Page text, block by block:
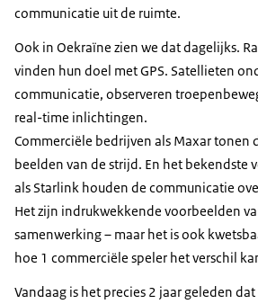
communicatie uit de ruimte.
Ook in Oekraïne zien we dat dagelijks.
vinden hun doel met GPS. Satellieten
communicatie, observeren
real-time inlichtingen.
Commerciële bedrijven als Maxar tonen
beelden van de strijd. En het bekendste
als Starlink houden de communicatie
Het zijn indrukwekkende voorbeelden
samenwerking – maar het is ook
hoe 1 commerciële speler het verschil
Vandaag is het precies 2 jaar geleden